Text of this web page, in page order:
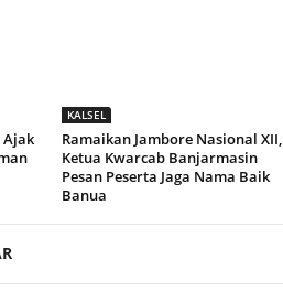
Ajak
KALSEL
Ramaikan Jambore Nasional XII,
Ketua Kwarcab Banjarmasin
Pesan Peserta Jaga Nama Baik
Banua